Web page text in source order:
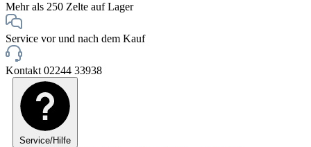
Mehr als 250 Zelte auf Lager
Service vor und nach dem Kauf
Kontakt 02244 33938
Service/Hilfe